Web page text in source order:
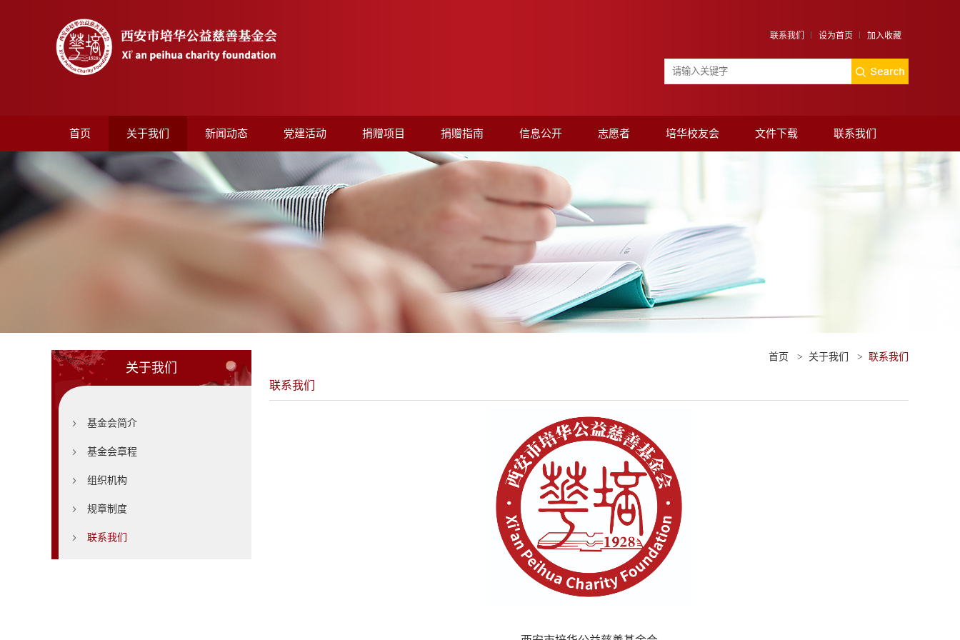
联系我们 设为首页 加入收藏
首页 关于我们 新闻动态 党建活动 捐赠项目 捐赠指南 信息公开 志愿者 培华校友会 文件下载 联系我们
关于我们
基金会简介
基金会章程
组织机构
规章制度
联系我们
首页 > 关于我们 > 联系我们
联系我们